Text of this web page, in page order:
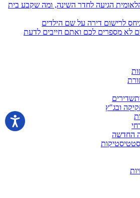
הגיעה לחדר השינה, ומה שקבע בית
לרישום דירה על שם הילדים
לא מספרים לכם ואתם חייבים לדעת
ובג"ץ
החדשה